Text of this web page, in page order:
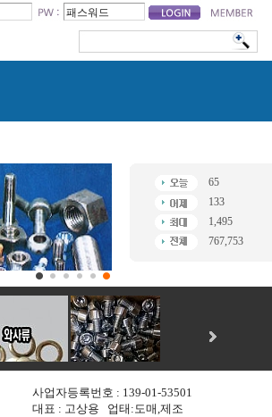
65
133
1,495
767,753
사업자등록번호 : 139-01-53501
대표 : 고상용 업태:도매,제조